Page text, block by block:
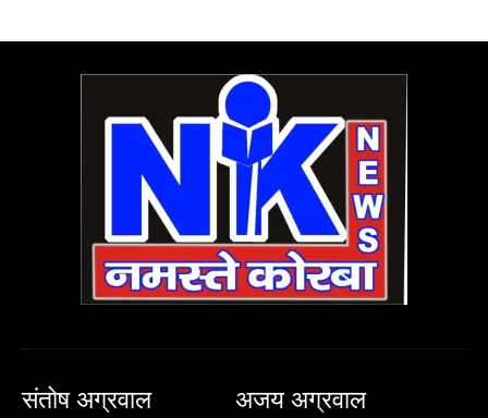
संतोष अग्रवाल अजय अग्रवाल